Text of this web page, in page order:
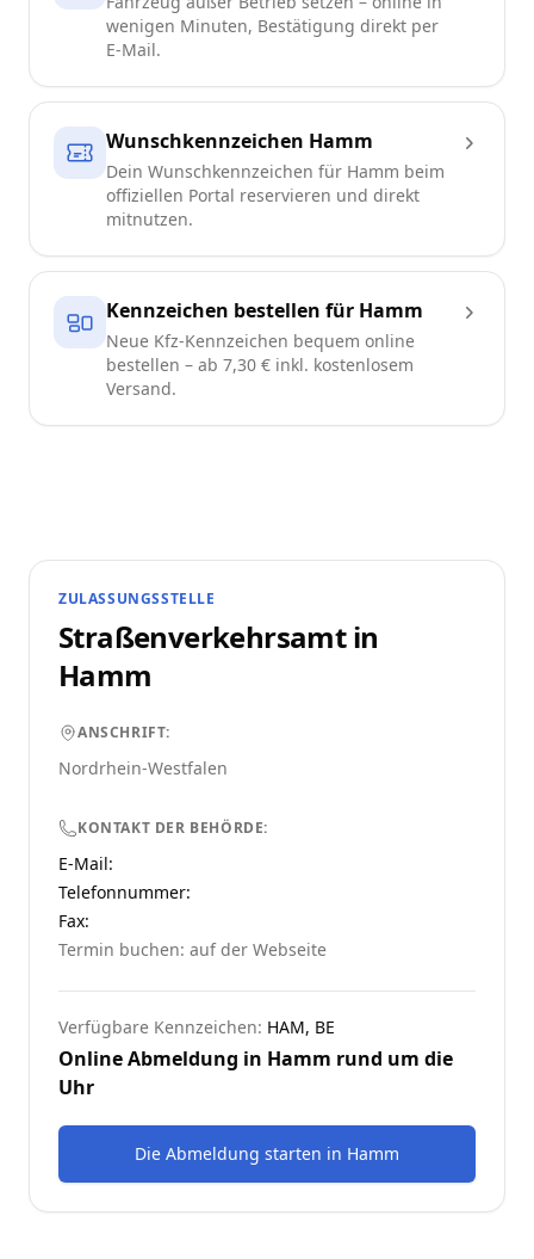
wenigen Minuten, Bestätigung direkt per
E-Mail.
Wunschkennzeichen Hamm
Dein Wunschkennzeichen für Hamm beim
offiziellen Portal reservieren und direkt
mitnutzen.
Kennzeichen bestellen für Hamm
Neue Kfz-Kennzeichen bequem online
bestellen – ab 7,30 € inkl. kostenlosem
Versand.
ZULASSUNGSSTELLE
Straßenverkehrsamt in
Hamm
ANSCHRIFT:
Nordrhein-Westfalen
KONTAKT DER BEHÖRDE:
E-Mail:
Telefonnummer:
Fax:
Termin buchen: auf der Webseite
Verfügbare Kennzeichen: HAM, BE
Online Abmeldung in Hamm rund um die
Uhr
Die Abmeldung starten in Hamm